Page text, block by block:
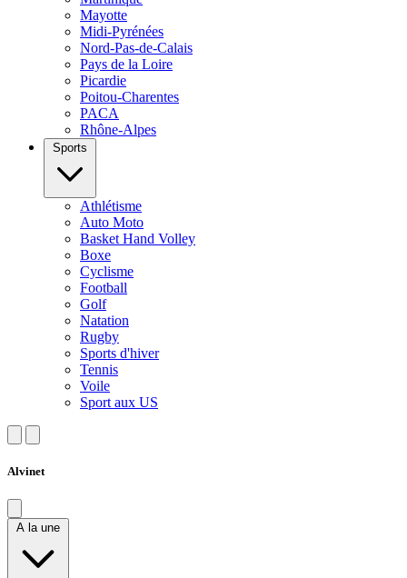
Mayotte
Midi-Pyrénées
Nord-Pas-de-Calais
Pays de la Loire
Picardie
Poitou-Charentes
PACA
Rhône-Alpes
Sports
Athlétisme
Auto Moto
Basket Hand Volley
Boxe
Cyclisme
Football
Golf
Natation
Rugby
Sports d'hiver
Tennis
Voile
Sport aux US
Alvinet
A la une